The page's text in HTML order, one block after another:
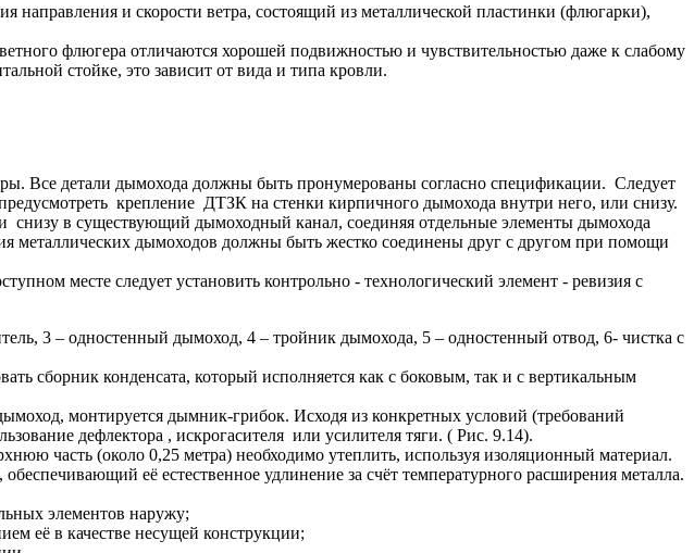
и скорости ветра, состоящий из металлической пластинки (флюгарки),
флюгера отличаются хорошей подвижностью и чувствительностью даже к слабому
стойке, это зависит от вида и типа кровли.
Все детали дымохода должны быть пронумерованы согласно спецификации. Следует
крепление ДТЗК на стенки кирпичного дымохода внутри него, или снизу.
снизу в существующий дымоходный канал, соединяя отдельные элементы дымохода
металлических дымоходов должны быть жестко соединены друг с другом при помощи
месте следует установить контрольно - технологический элемент - ревизия с
3 – одностенный дымоход, 4 – тройник дымохода, 5 – одностенный отвод, 6- чистка с
сборник конденсата, который исполняется как с боковым, так и с вертикальным
монтируется дымник-грибок. Исходя из конкретных условий (требований
дефлектора , искрогасителя или усилителя тяги. ( Рис. 9.14).
часть (около 0,25 метра) необходимо утеплить, используя изоляционный материал.
её естественное удлинение за счёт температурного расширения металла.
элементов наружу;
её в качестве несущей конструкции;